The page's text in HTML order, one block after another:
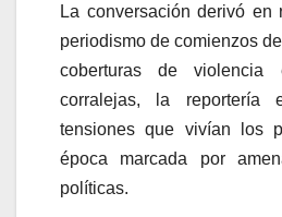
La conversación derivó en
periodismo de comienzos
coberturas de violencia
corralejas, la
tensiones que vivían los
época marcada por
políticas.